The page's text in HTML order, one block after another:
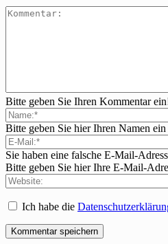
Bitte geben Sie Ihren Kommentar
Bitte geben Sie hier Ihren Namen ein
Sie haben eine falsche E-Mail-
Bitte geben Sie hier Ihre E-Mail-
Ich habe die